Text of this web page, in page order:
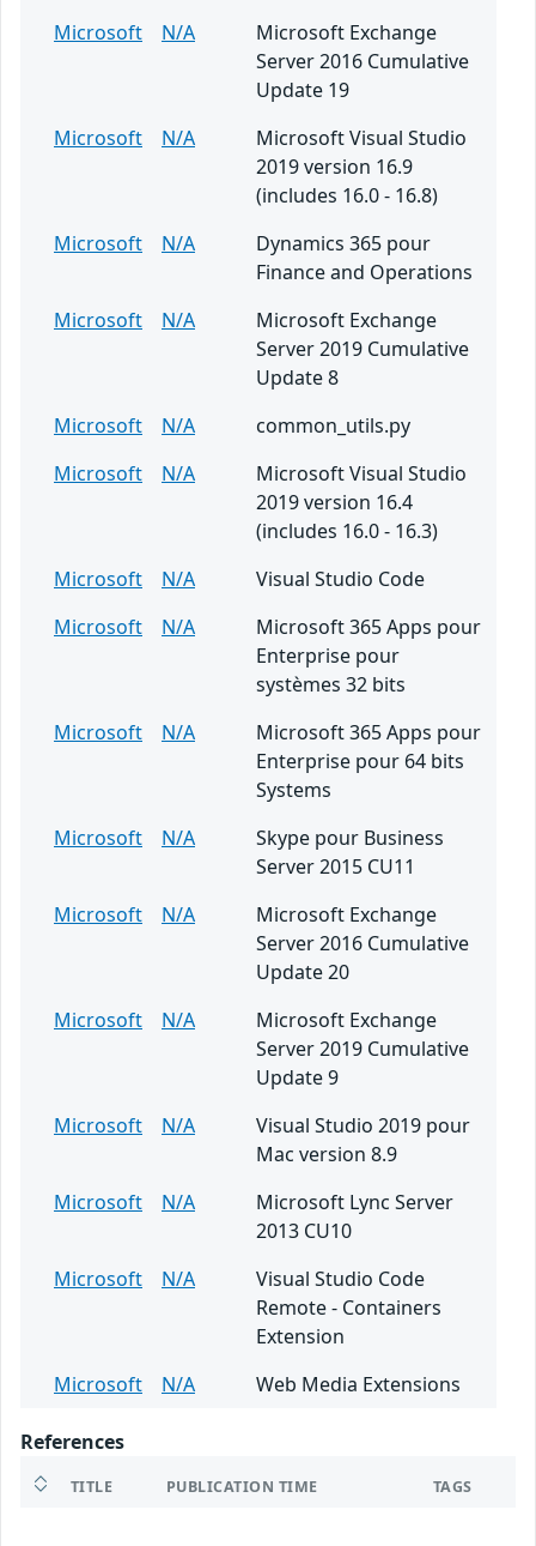
Microsoft
N/A
Microsoft Exchange
Server 2016 Cumulative
Update 19
Microsoft
N/A
Microsoft Visual Studio
2019 version 16.9
(includes 16.0 - 16.8)
Microsoft
N/A
Dynamics 365 pour
Finance and Operations
Microsoft
N/A
Microsoft Exchange
Server 2019 Cumulative
Update 8
Microsoft
N/A
common_utils.py
Microsoft
N/A
Microsoft Visual Studio
2019 version 16.4
(includes 16.0 - 16.3)
Microsoft
N/A
Visual Studio Code
Microsoft
N/A
Microsoft 365 Apps pour
Enterprise pour
systèmes 32 bits
Microsoft
N/A
Microsoft 365 Apps pour
Enterprise pour 64 bits
Systems
Microsoft
N/A
Skype pour Business
Server 2015 CU11
Microsoft
N/A
Microsoft Exchange
Server 2016 Cumulative
Update 20
Microsoft
N/A
Microsoft Exchange
Server 2019 Cumulative
Update 9
Microsoft
N/A
Visual Studio 2019 pour
Mac version 8.9
Microsoft
N/A
Microsoft Lync Server
2013 CU10
Microsoft
N/A
Visual Studio Code
Remote - Containers
Extension
Microsoft
N/A Web Media Extensions
References
TITLE PUBLICATION TIME TAGS